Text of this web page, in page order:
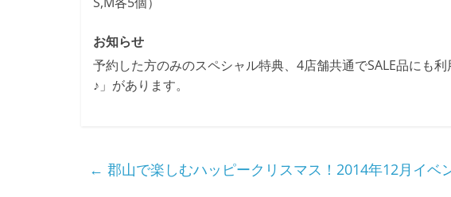
お知らせ
予約した方のみのスペシャル特典、4店舗共通でSALE品にも
♪」があります。
← 郡山で楽しむハッピークリスマス！2014年12月イベ